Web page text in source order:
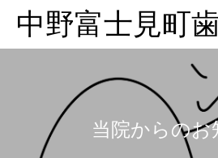
中野富士見町
当院からのお